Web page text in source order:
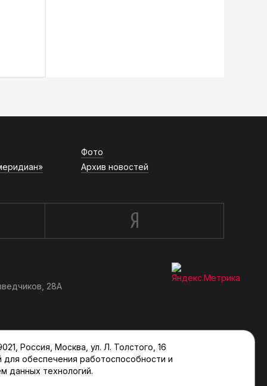
Фото
Архив новостей
28А
Россия, Москва, ул. Л. Толстого, 16
обеспечения работоспособности и
данных технологий.